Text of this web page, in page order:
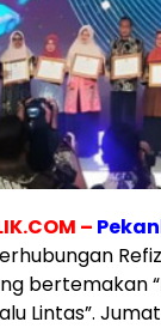
–
bertemakan
Lintas”.